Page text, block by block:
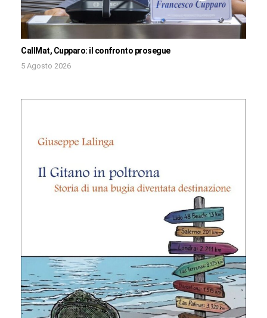
CallMat, Cupparo: il confronto prosegue
5 Agosto 2026